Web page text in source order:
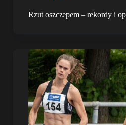
Rzut oszczepem – rekordy i